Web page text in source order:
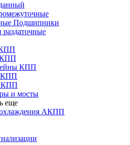
Подшипники
раздаточные
КПП
КПП
КПП
и мосты
еще
АКПП